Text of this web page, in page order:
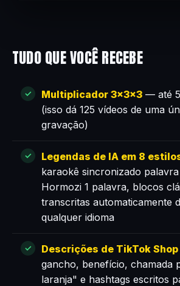
TUDO QUE VOCÊ RECEBE
Multiplicador 3×3×3 — até
(isso dá 125 vídeos de uma
gravação)
Legendas de IA em 8
karaokê sincronizado
Hormozi 1 palavra, blocos
transcritas automaticamente
qualquer idioma
Descrições de TikTok Shop
gancho, benefício, chamada
laranja" e hashtags escritos